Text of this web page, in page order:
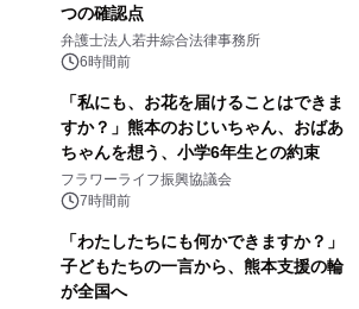
つの確認点
弁護士法人若井綜合法律事務所
6時間前
「私にも、お花を届けることはできま
すか？」熊本のおじいちゃん、おばあ
ちゃんを想う、小学6年生との約束
フラワーライフ振興協議会
7時間前
「わたしたちにも何かできますか？」
子どもたちの一言から、熊本支援の輪
が全国へ